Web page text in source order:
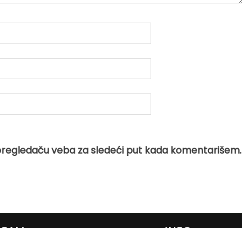
veba za sledeći put kada komentarišem.